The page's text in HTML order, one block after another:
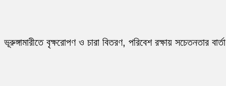
ভূরুঙ্গামারীতে বৃক্ষরোপণ ও চারা বিতরণ, পরিবেশ রক্ষায় সচেতনতার বার্তা